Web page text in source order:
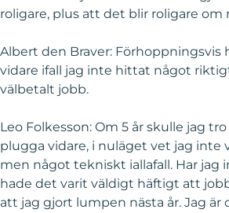
roligare, plus att det blir roligare om
Albert den Braver: Förhoppningsvis
vidare ifall jag inte hittat något
välbetalt jobb.
Leo Folkesson: Om 5 år skulle jag
plugga vidare, i nuläget vet jag inte
men något tekniskt iallafall. Har jag
hade det varit väldigt häftigt att
att jag gjort lumpen nästa år. Jag är